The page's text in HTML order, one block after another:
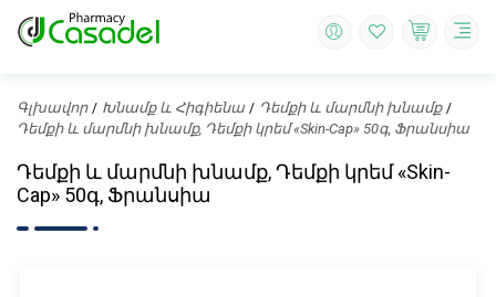
Գլխավոր Խնամք և Հիգիենա
Դեմքի և մարմնի խնամք
Դեմքի և մարմնի խնամք, Դեմքի կրեմ «Skin-Cap» 50գ, Ֆրանսիա
Դեմքի և մարմնի խնամք, Դեմքի կրեմ «Skin-
Cap» 50գ, Ֆրանսիա